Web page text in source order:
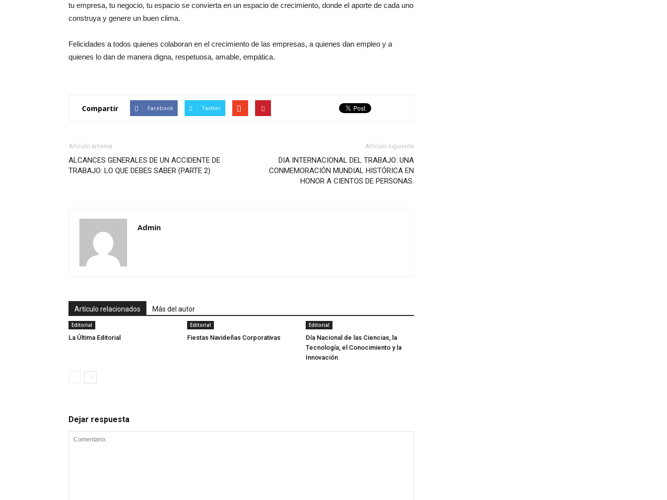
tu empresa, tu negocio, tu espacio se convierta en un espacio de crecimiento, donde el aporte de cada uno
construya y genere un buen clima.
Felicidades a todos quienes colaboran en el crecimiento de las empresas, a quienes dan empleo y a
quienes lo dan de manera digna, respetuosa, amable, empática.
Compartir Facebook Twitter
Artículo anterior
ALCANCES GENERALES DE UN ACCIDENTE DE
TRABAJO: LO QUE DEBES SABER (PARTE 2)
Artículo siguiente
DIA INTERNACIONAL DEL TRABAJO: UNA
CONMEMORACIÓN MUNDIAL HISTÓRICA EN
HONOR A CIENTOS DE PERSONAS.
Admin
Artículo relacionados Más del autor
Editorial
La Última Editorial
Editorial
Fiestas Navideñas Corporativas
Editorial
Día Nacional de las Ciencias, la
Tecnología, el Conocimiento y la
Innovación
Dejar respuesta